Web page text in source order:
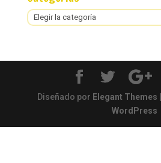
Categorías
Diseñado por Elegant Themes
WordPress